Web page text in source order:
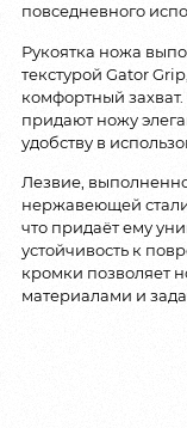
повседневного
Рукоятка ножа
текстурой Gator
комфортный
придают ножу
удобству в
Лезвие,
нержавеющей
что придаёт ему
устойчивость к
кромки позволяет
материалами и